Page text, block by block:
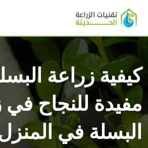
كيفية زراعة
مفيدة للنجاح في
البسلة في